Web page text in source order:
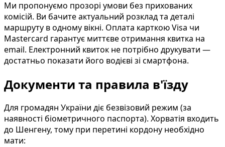
Ми пропонуємо прозорі умови без прихованих
комісій. Ви бачите актуальний розклад та деталі
маршруту в одному вікні. Оплата карткою Visa чи
Mastercard гарантує миттєве отримання квитка на
email. Електронний квиток не потрібно друкувати —
достатньо показати його водієві зі смартфона.
Документи та правила в'їзду
Для громадян України діє безвізовий режим (за
наявності біометричного паспорта). Хорватія входить
до Шенгену, тому при перетині кордону необхідно
мати: